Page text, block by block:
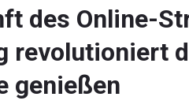
des Online-
revolutioniert
genießen